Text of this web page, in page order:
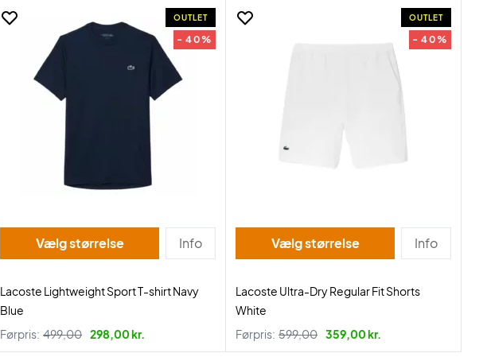
OUTLET
- 40%
Vælg størrelse Info
Lacoste Lightweight Sport T-shirt Navy
Blue
Førpris: 499,00 298,00 kr.
OUTLET
- 40%
Vælg størrelse Info
Lacoste Ultra-Dry Regular Fit Shorts
White
Førpris: 599,00 359,00 kr.